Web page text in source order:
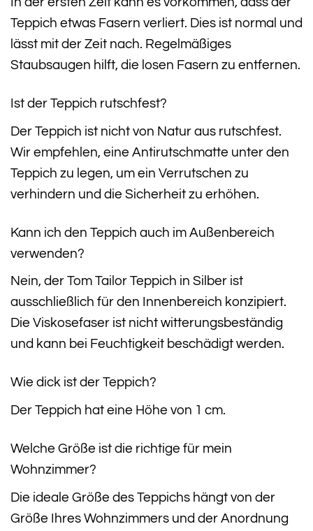
Teppich etwas Fasern verliert. Dies ist normal und
lässt mit der Zeit nach. Regelmäßiges
Staubsaugen hilft, die losen Fasern zu entfernen.
Ist der Teppich rutschfest?
Der Teppich ist nicht von Natur aus rutschfest.
Wir empfehlen, eine Antirutschmatte unter den
Teppich zu legen, um ein Verrutschen zu
verhindern und die Sicherheit zu erhöhen.
Kann ich den Teppich auch im Außenbereich
verwenden?
Nein, der Tom Tailor Teppich in Silber ist
ausschließlich für den Innenbereich konzipiert.
Die Viskosefaser ist nicht witterungsbeständig
und kann bei Feuchtigkeit beschädigt werden.
Wie dick ist der Teppich?
Der Teppich hat eine Höhe von 1 cm.
Welche Größe ist die richtige für mein
Wohnzimmer?
Die ideale Größe des Teppichs hängt von der
Größe Ihres Wohnzimmers und der Anordnung